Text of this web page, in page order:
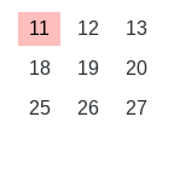
11
12 13
18
19 20
25
26 27